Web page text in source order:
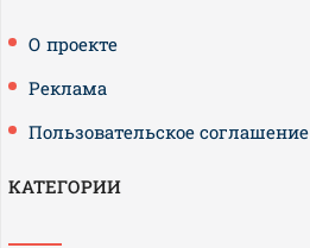
О проекте
Реклама
Пользовательское соглашение
КАТЕГОРИИ